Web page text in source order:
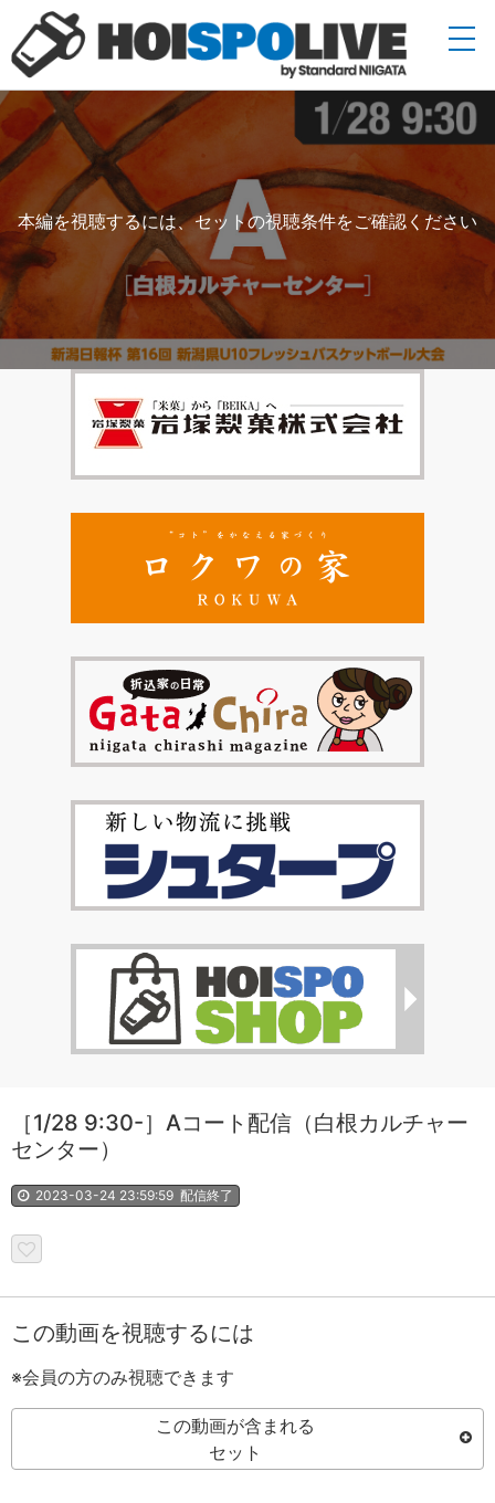
本編を視聴するには、セットの視聴条件をご確認ください
［1/28 9:30-］Aコート配信（白根カルチャー
センター）
2023-03-24 23:59:59 配信終了
この動画を視聴するには
※会員の方のみ視聴できます
この動画が含まれる
セット